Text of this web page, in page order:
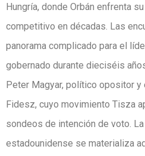
Hungría, donde Orbán enfrenta
competitivo en décadas. Las
panorama complicado para el
gobernado durante dieciséis
Peter Magyar, político opositor
Fidesz, cuyo movimiento Tisza
sondeos de intención de voto.
estadounidense se materializa